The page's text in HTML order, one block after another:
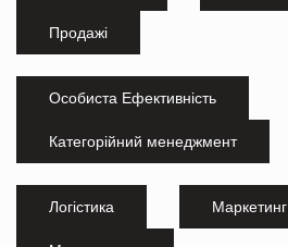
Продажі
Особиста Ефективність
Категорійний менеджмент
Логістика Маркетинг